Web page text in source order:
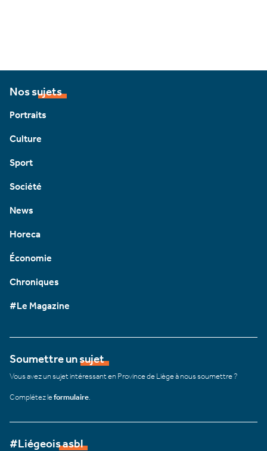
Nos sujets
Portraits
Culture
Sport
Société
News
Horeca
Économie
Chroniques
#Le Magazine
Soumettre un sujet
Vous avez un sujet intéressant en Province de Liège à nous soumettre ?
Complétez leformulaire
#Liégeois asbl